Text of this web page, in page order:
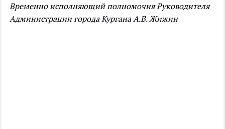
Временно исполняющий полномочия Руководителя
Администрации города Кургана А.В. Жижин